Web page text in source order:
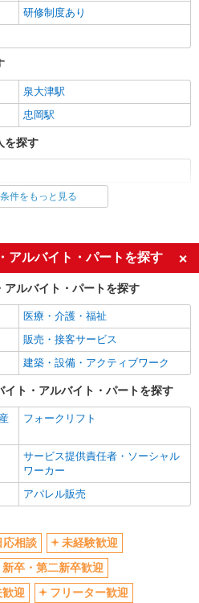
研修制度あり
泉大津駅
忠岡駅
を探す
求人を探す
を探す
未経験歓迎
新卒・第二新卒歓迎
主婦・主夫歓迎
学歴不問
ミドル（40代～）活躍中
シニア（60代～）活躍中
ボーナス・賞与あり
完全週休2日制
禁煙・分煙
車通勤OK
交通費支給
産休・育休取得実績あり
各種手当（家族・役職・インセン
ティブなど）あり
件をもっと見る
アルバイト・パートを探す
アルバイト・パートを探す
医療・介護・福祉
販売・接客サービス
建築・設備・アクティブワーク
ト・アルバイト・パートを探す
フォークリフト
サービス提供責任者・ソーシャル
ワーカー
アパレル販売
応相談
未経験歓迎
新卒・第二新卒歓迎
迎
フリーター歓迎